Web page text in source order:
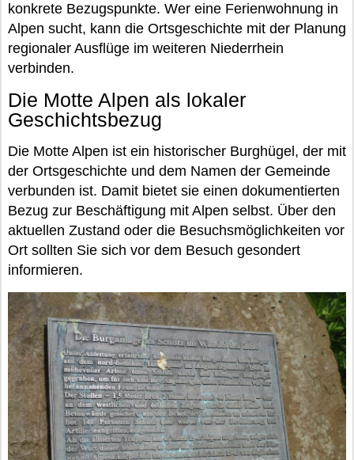
konkrete Bezugspunkte. Wer eine Ferienwohnung in
Alpen sucht, kann die Ortsgeschichte mit der Planung
regionaler Ausflüge im weiteren Niederrhein
verbinden.
Die Motte Alpen als lokaler
Geschichtsbezug
Die Motte Alpen ist ein historischer Burghügel, der mit
der Ortsgeschichte und dem Namen der Gemeinde
verbunden ist. Damit bietet sie einen dokumentierten
Bezug zur Beschäftigung mit Alpen selbst. Über den
aktuellen Zustand oder die Besuchsmöglichkeiten vor
Ort sollten Sie sich vor dem Besuch gesondert
informieren.